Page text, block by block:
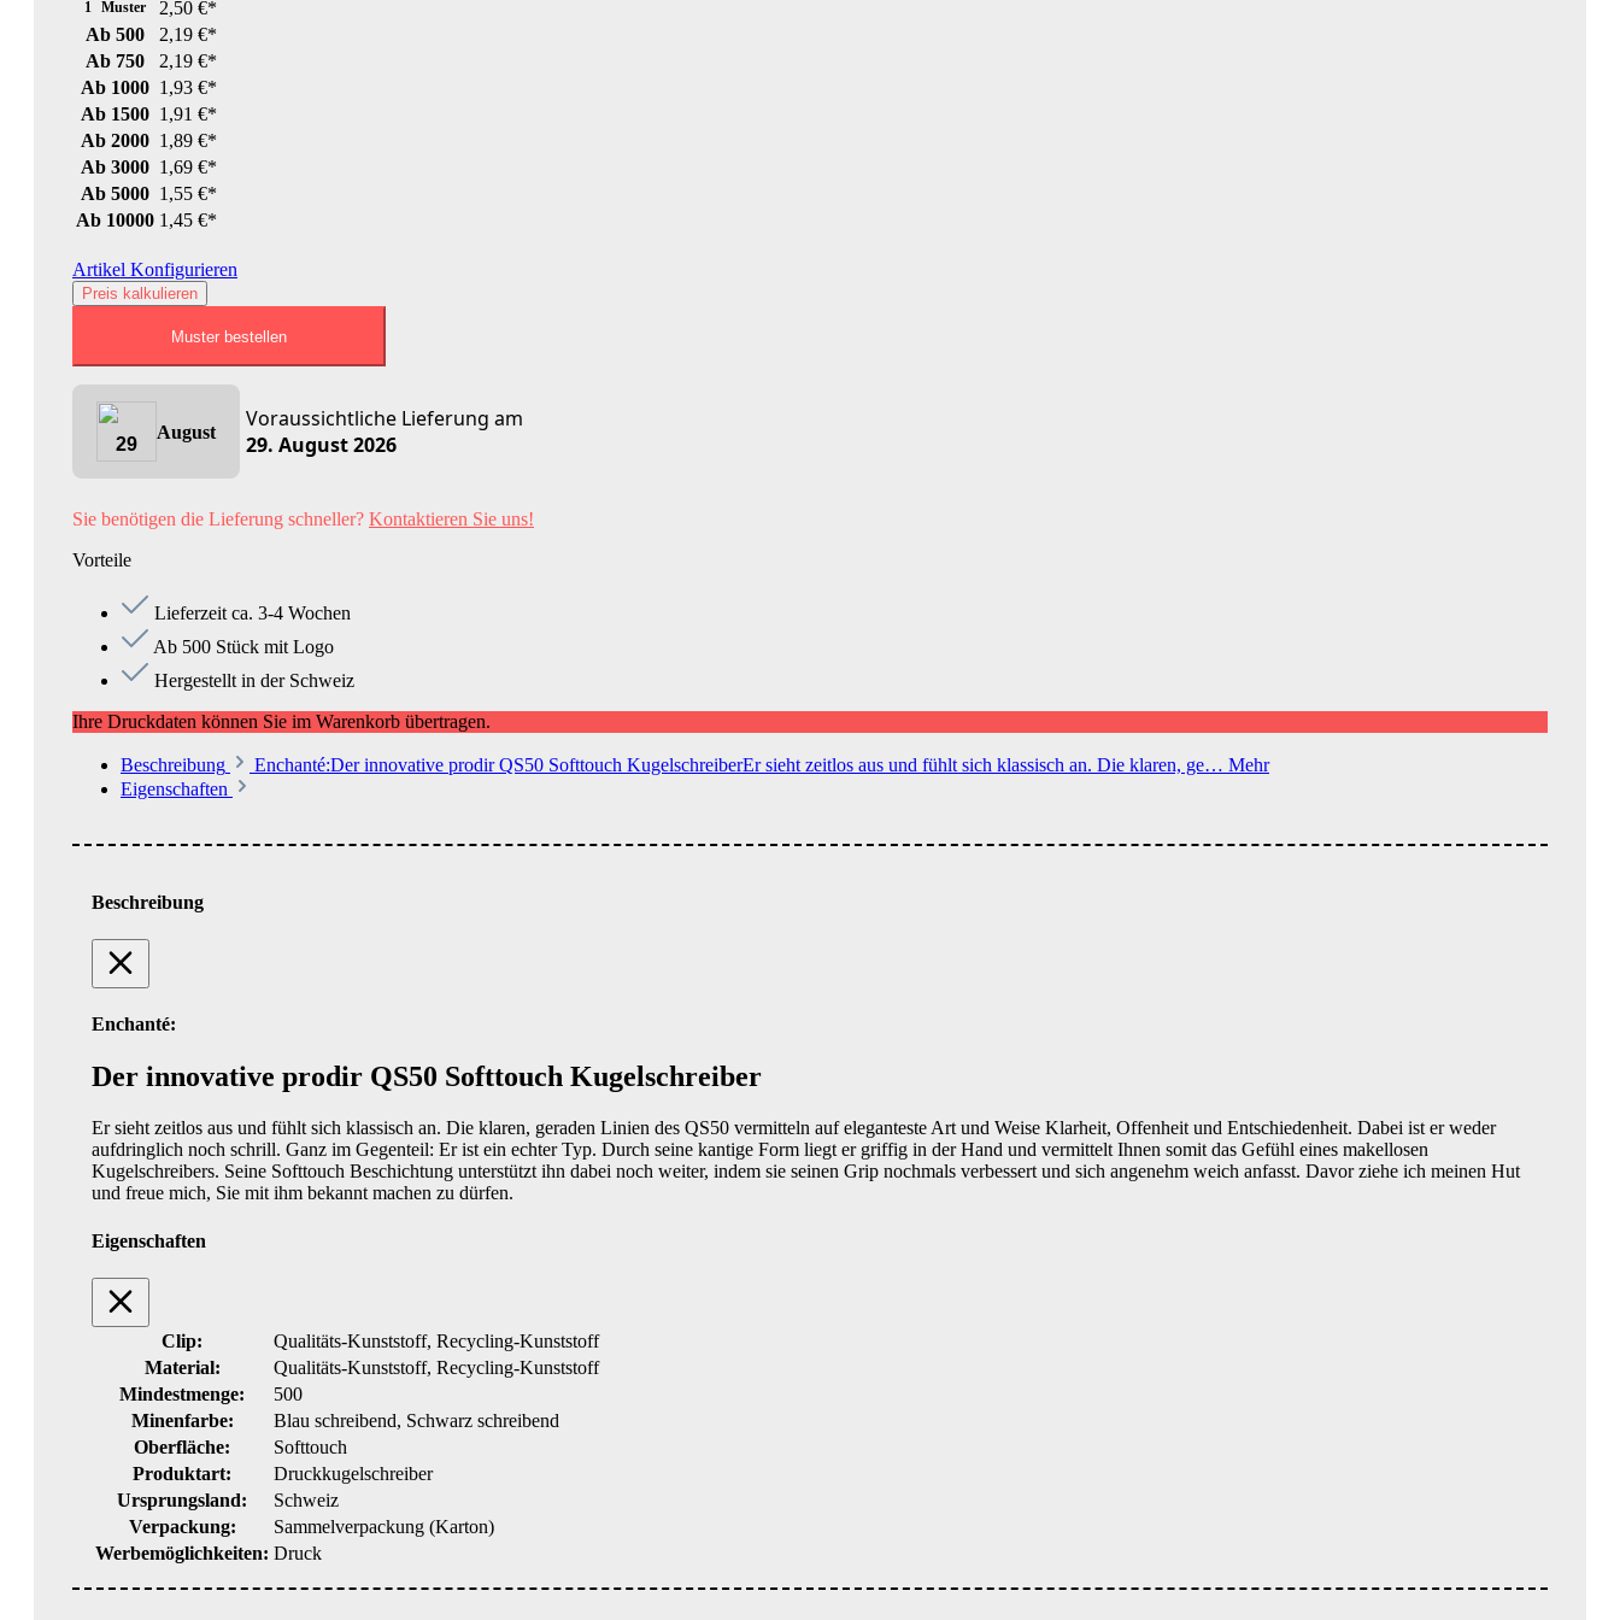
1
2,50 €*
Ab 500
2,19 €*
Ab 750
2,19 €*
Ab 1000 1,93 €*
Ab 1500 1,91 €*
Ab 2000 1,89 €*
Ab 3000 1,69 €*
Ab 5000 1,55 €*
Ab 10000 1,45 €*
Artikel Konfigurieren
Preis kalkulieren
Muster bestellen
29
August Voraussichtliche Lieferung am
29. August 2026
Sie benötigen die Lieferung schneller? Kontaktieren Sie uns!
Vorteile
Lieferzeit ca. 3-4 Wochen
Ab 500 Stück mit Logo
Hergestellt in der Schweiz
Ihre Druckdaten können Sie im Warenkorb übertragen.
Beschreibung Enchanté:Der innovative prodir QS50 Softtouch KugelschreiberEr sieht zeitlos aus und fühlt sich klassisch an. Die klaren, ge… Mehr
Eigenschaften
Beschreibung
Enchanté:
Der innovative prodir QS50 Softtouch Kugelschreiber
Er sieht zeitlos aus und fühlt sich klassisch an. Die klaren, geraden Linien des QS50 vermitteln auf eleganteste Art und Weise Klarheit, Offenheit und Entschiedenheit. Dabei ist er weder
aufdringlich noch schrill. Ganz im Gegenteil: Er ist ein echter Typ. Durch seine kantige Form liegt er griffig in der Hand und vermittelt Ihnen somit das Gefühl eines makellosen
Kugelschreibers. Seine Softtouch Beschichtung unterstützt ihn dabei noch weiter, indem sie seinen Grip nochmals verbessert und sich angenehm weich anfasst. Davor ziehe ich meinen Hut
und freue mich, Sie mit ihm bekannt machen zu dürfen.
Eigenschaften
Clip:
Qualitäts-Kunststoff, Recycling-Kunststoff
Material:
Qualitäts-Kunststoff, Recycling-Kunststoff
Mindestmenge:
500
Minenfarbe:
Blau schreibend, Schwarz schreibend
Oberfläche:
Softtouch
Produktart:
Druckkugelschreiber
Ursprungsland:
Schweiz
Verpackung:
Sammelverpackung (Karton)
Werbemöglichkeiten: Druck